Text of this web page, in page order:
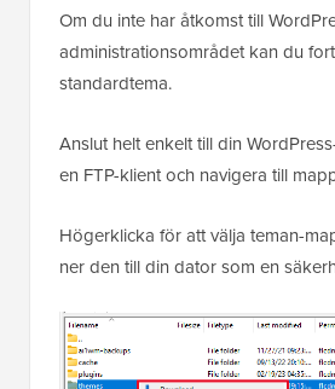
Om du inte har åtkomst till
administrationsområdet kan du
standardtema.
Anslut helt enkelt till din
en FTP-klient och navigera till
Högerklicka för att välja teman-
ner den till din dator som en